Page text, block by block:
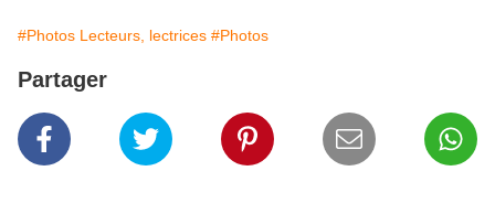
#Photos Lecteurs, lectrices #Photos
Partager